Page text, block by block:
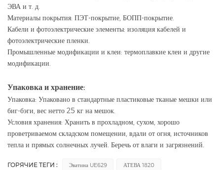
ЭВА и т. д.
Материалы покрытия: ПЭТ-покрытие, БОПП-покрытие.
Кабели и фотоэлектрические элементы: изоляция кабелей и
фотоэлектрические пленки.
Промышленные модификации и клеи: термоплавкие клеи и другие
модификации.
Упаковка и хранение:
Упаковка: Упаковано в стандартные пластиковые тканые мешки или
биг-бэги, вес нетто 25 кг на мешок.
Условия хранения: Хранить в прохладном, сухом, хорошо
проветриваемом складском помещении, вдали от огня, источников
тепла и прямых солнечных лучей. Беречь от влаги и загрязнений.
ГОРЯЧИЕ ТЕГИ : Эватина UE629
АТЕВА 1820